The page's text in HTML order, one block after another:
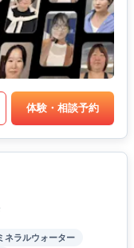
体験・相談予約
ネラルウォーター